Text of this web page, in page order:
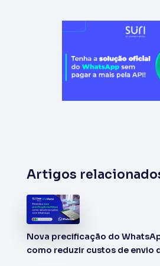
Artigos
Nova precificação do
como reduzir custos de envio